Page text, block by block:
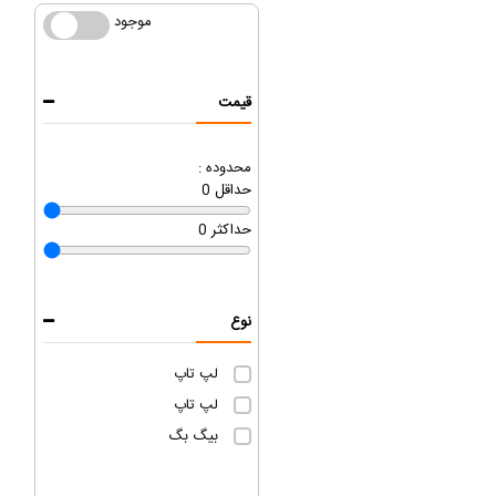
موجود موجود
قیمت
محدوده :
0 حداقل
0 حداکثر
نوع
لپ تاپ
لپ تاپ
بیگ بگ